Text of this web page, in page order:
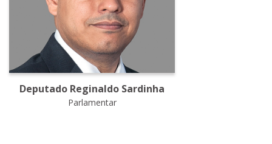
Deputado Reginaldo Sardinha
Parlamentar